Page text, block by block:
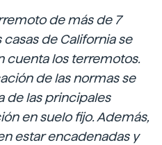
de más de 7
de California se
cuenta los terremotos.
de las normas se
de las principales
en suelo fijo. Además,
estar encadenadas y